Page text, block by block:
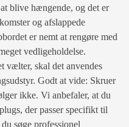
blive hængende, og det er
og afslappede
er nemt at rengøre med
vedligeholdelse.
vælter, skal det anvendes
Godt at vide: Skruer
ikke. Vi anbefaler, at du
der passer specifikt til
søge professionel